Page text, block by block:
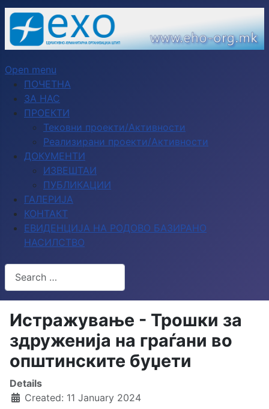
Open menu
ПОЧЕТНА
ЗА НАС
ПРОЕКТИ
Тековни проекти/Активности
Реализирани проекти/Активности
ДОКУМЕНТИ
ИЗВЕШТАИ
ПУБЛИКАЦИИ
ГАЛЕРИЈА
КОНТАКТ
ЕВИДЕНЦИЈА НА РОДОВО БАЗИРАНО
НАСИЛСТВО
Search
Type 2 or more characters for results.
Истражување - Трошки за
здруженија на граѓани во
општинските буџети
Details
Created: 11 January 2024